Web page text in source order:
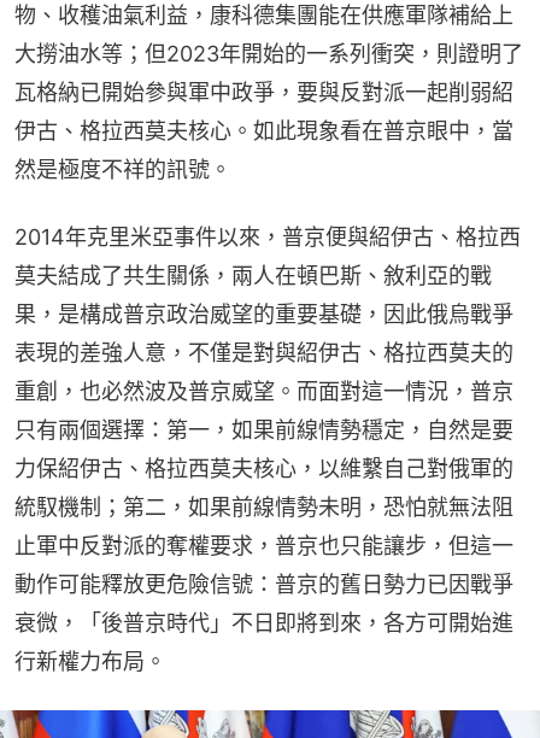
物、收穫油氣利益，康科德集團能在供應軍隊補給上
大撈油水等；但2023年開始的一系列衝突，則證明了
瓦格納已開始參與軍中政爭，要與反對派一起削弱紹
伊古、格拉西莫夫核心。如此現象看在普京眼中，當
然是極度不祥的訊號。
2014年克里米亞事件以來，普京便與紹伊古、格拉西
莫夫結成了共生關係，兩人在頓巴斯、敘利亞的戰
果，是構成普京政治威望的重要基礎，因此俄烏戰爭
表現的差強人意，不僅是對與紹伊古、格拉西莫夫的
重創，也必然波及普京威望。而面對這一情況，普京
只有兩個選擇：第一，如果前線情勢穩定，自然是要
力保紹伊古、格拉西莫夫核心，以維繫自己對俄軍的
統馭機制；第二，如果前線情勢未明，恐怕就無法阻
止軍中反對派的奪權要求，普京也只能讓步，但這一
動作可能釋放更危險信號：普京的舊日勢力已因戰爭
衰微，「後普京時代」不日即將到來，各方可開始進
行新權力布局。